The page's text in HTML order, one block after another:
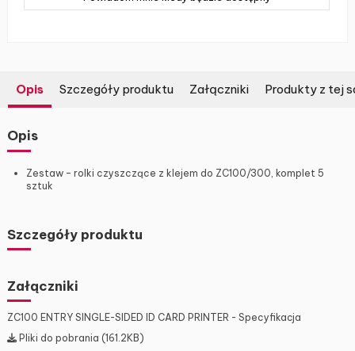
Opis Szczegóły produktu Załączniki Produkty z tej
Opis
Zestaw – rolki czyszczące z klejem do ZC100/300, komplet 5
sztuk
Szczegóły produktu
Załączniki
ZC100 ENTRY SINGLE-SIDED ID CARD PRINTER - Specyfikacja
Pliki do pobrania (161.2KB)